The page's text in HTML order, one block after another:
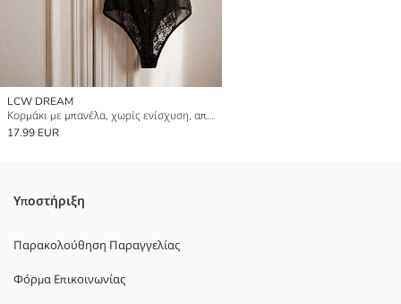
LCW DREAM
Κορμάκι με μπανέλα, χωρίς ενίσχυση, από δαντέλα
17.99 EUR
Υποστήριξη
Παρακολούθηση Παραγγελίας
Φόρμα Επικοινωνίας